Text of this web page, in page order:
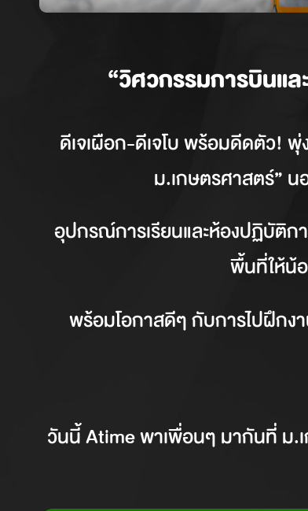
“วิศวกรรมการบินแ
ดีเจเผือก-ดีเจโบ พร้อมดีดตัว!
ม.เกษตรศาสตร์”
อุปกรณ์การเรียนและห้องปฏิบัติก
พื้นที่ให้น้อ
พร้อมโอกาสดีๆ กับการไปฝึกง
วันนี้ Atime พาเพื่อนๆ มากันที่ ม.